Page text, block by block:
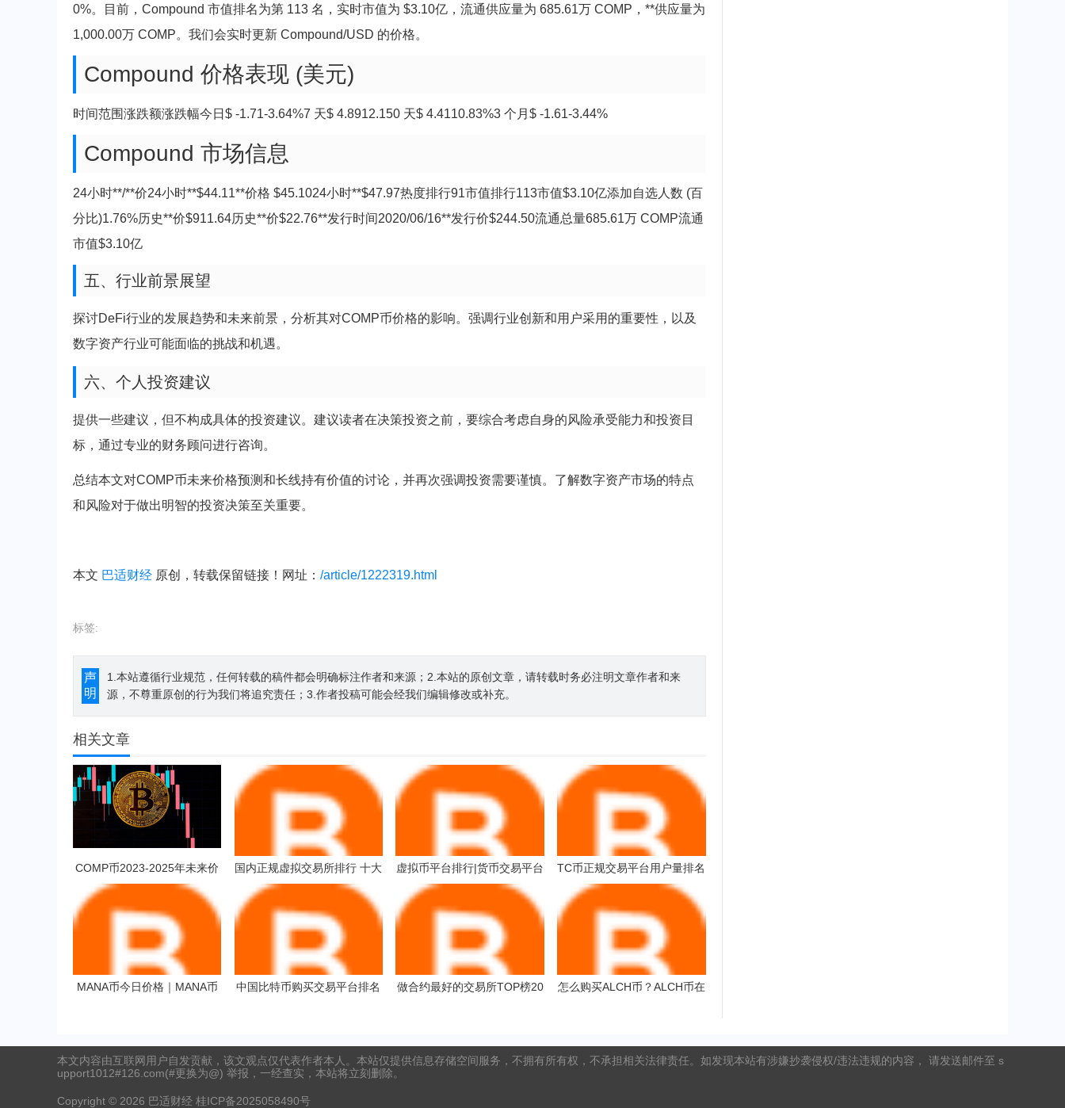
0%。目前，Compound 市值排名为第 113 名，实时市值为 $3.10亿，流通供应量为 685.61万 COMP，**供应量为
1,000.00万 COMP。我们会实时更新 Compound/USD 的价格。
Compound 价格表现 (美元)
时间范围涨跌额涨跌幅今日$ -1.71-3.64%7 天$ 4.8912.150 天$ 4.4110.83%3 个月$ -1.61-3.44%
Compound 市场信息
24小时**/**价24小时**$44.11**价格 $45.1024小时**$47.97热度排行91市值排行113市值$3.10亿添加自选人数 (百
分比)1.76%历史**价$911.64历史**价$22.76**发行时间2020/06/16**发行价$244.50流通总量685.61万 COMP流通
市值$3.10亿
五、行业前景展望
探讨DeFi行业的发展趋势和未来前景，分析其对COMP币价格的影响。强调行业创新和用户采用的重要性，以及
数字资产行业可能面临的挑战和机遇。
六、个人投资建议
提供一些建议，但不构成具体的投资建议。建议读者在决策投资之前，要综合考虑自身的风险承受能力和投资目
标，通过专业的财务顾问进行咨询。
总结本文对COMP币未来价格预测和长线持有价值的讨论，并再次强调投资需要谨慎。了解数字资产市场的特点
和风险对于做出明智的投资决策至关重要。
本文 巴适财经 原创，转载保留链接！网址： /article/1222319.html
标签:
声
明
1.本站遵循行业规范，任何转载的稿件都会明确标注作者和来源；2.本站的原创文章，请转载时务必注明文章作者和来
源，不尊重原创的行为我们将追究责任；3.作者投稿可能会经我们编辑修改或补充。
相关文章
COMP币2023-2025年未来价
格预测 对长线持有是否值得？
国内正规虚拟交易所排行 十大
国内交易所排行榜
虚拟币平台排行|货币交易平台
软件
TC币正规交易平台用户量排名
TC币交易平台实用靠谱交易量
MANA币今日价格｜MANA币
中国比特币购买交易平台排名
做合约最好的交易所TOP榜20
怎么购买ALCH币？ALCH币在
本文内容由互联网用户自发贡献，该文观点仅代表作者本人。本站仅提供信息存储空间服务，不拥有所有权，不承担相关法律责任。如发现本站有涉嫌抄袭侵权/违法违规的内容， 请发送邮件至 s
upport1012#126.com(#更换为@) 举报，一经查实，本站将立刻删除。
Copyright © 2026 巴适财经 桂ICP备2025058490号